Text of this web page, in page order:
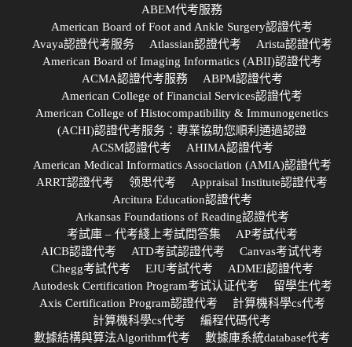
ABEM代考服務
American Board of Foot and Ankle Surgery認證代考
Avaya認證代考服务
Atlassian認證代考
Arista認證代考
American Board of Imaging Informatics (ABII)認證代考
ACMA認證代考服務
ABPM認證代考
American College of Financial Services認證代考
American College of Histocompatibility & Immunogenetics
(ACHI)認證代考服务：專業協助您順利通過認證
ACSM認證代考
AHIMA認證代考
American Medical Informatics Association (AMIA)認證代考
ARRT認證代考
领思代考
Appraisal Institute認證代考
Arcitura Education認證代考
Arkansas Foundations of Reading認證代考
考試庫 – 代考綫上考試問答集
AP考試代考
AICB認證代考
ATD考試認證代考
Canvas考试代考
Chegg考試代考
EJU考試代考
ADMEI認證代考
Autodesk Certification Program考试认证代考
留學生代考
Axis Certification Program認證代考
計算機科學cs代考
計算機科學cs代考
編程代碼代考
數據結構與算法Algorithm代考
數據庫系統database代考